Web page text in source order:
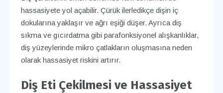
hassasiyete yol açabilir. Çürük ilerledikçe dişin iç
dokularına yaklaşır ve ağrı eşiği düşer. Ayrıca diş
sıkma ve gıcırdatma gibi parafonksiyonel alışkanlıklar,
diş yüzeylerinde mikro çatlakların oluşmasına neden
olarak hassasiyet riskini artırır.
Diş Eti Çekilmesi ve Hassasiyet